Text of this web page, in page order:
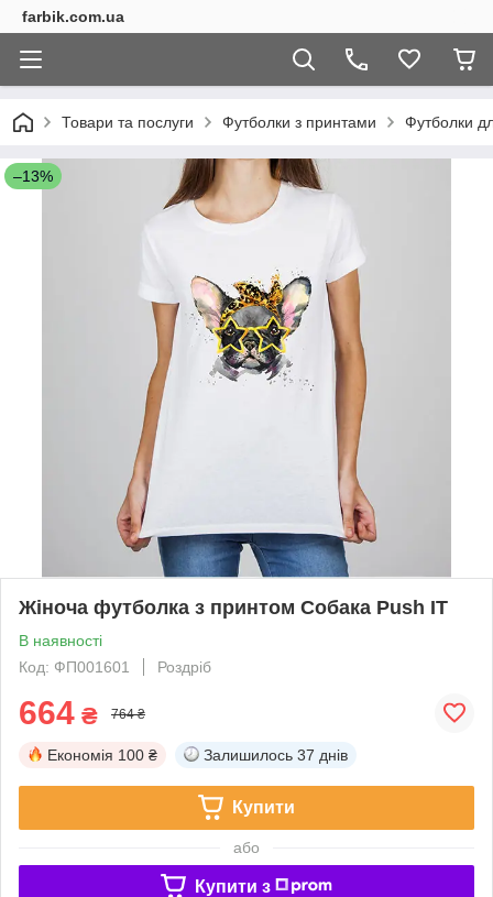
farbik.com.ua
Товари та послуги Футболки з принтами Футболки
–13%
Жіноча футболка з принтом Собака Push IT
В наявності
Код: ФП001601
Роздріб
664 ₴ 764 ₴
Економія 100 ₴ Залишилось 37 днів
Купити
або
Купити з